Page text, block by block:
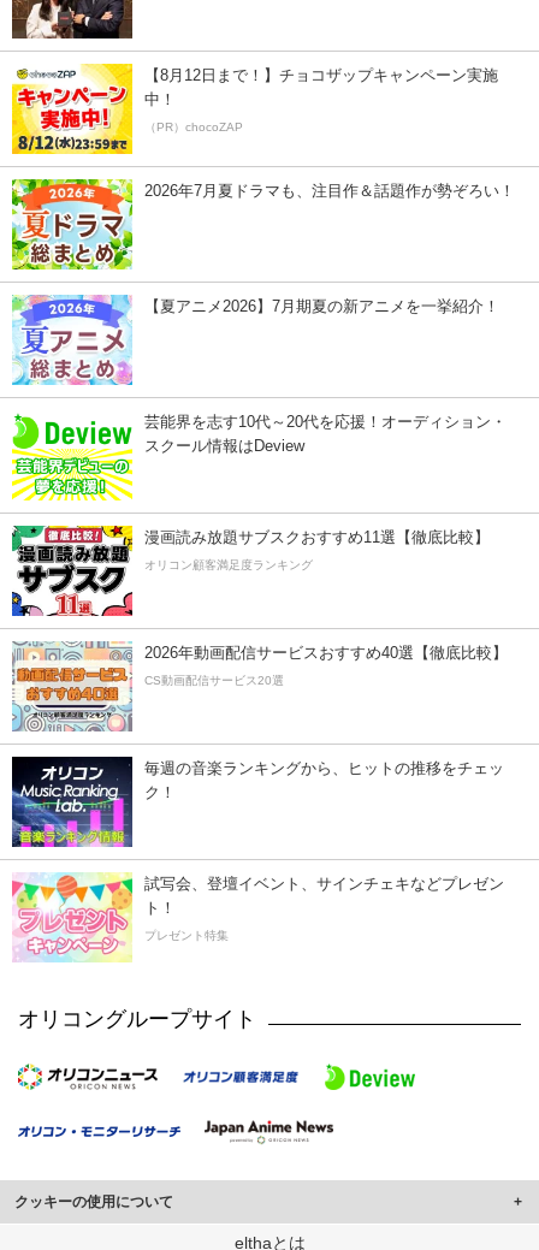
【8月12日まで！】チョコザップキャンペーン実施
中！
（PR）chocoZAP
2026年7月夏ドラマも、注目作＆話題作が勢ぞろい！
【夏アニメ2026】7月期夏の新アニメを一挙紹介！
芸能界を志す10代～20代を応援！オーディション・
スクール情報はDeview
漫画読み放題サブスクおすすめ11選【徹底比較】
オリコン顧客満足度ランキング
2026年動画配信サービスおすすめ40選【徹底比較】
CS動画配信サービス20選
毎週の音楽ランキングから、ヒットの推移をチェッ
ク！
試写会、登壇イベント、サインチェキなどプレゼン
ト！
プレゼント特集
オリコングループサイト
クッキーの使用について
このサイトでは Cookie を使用して、ユーザーに合わせたコンテンツや広告の
elthaとは